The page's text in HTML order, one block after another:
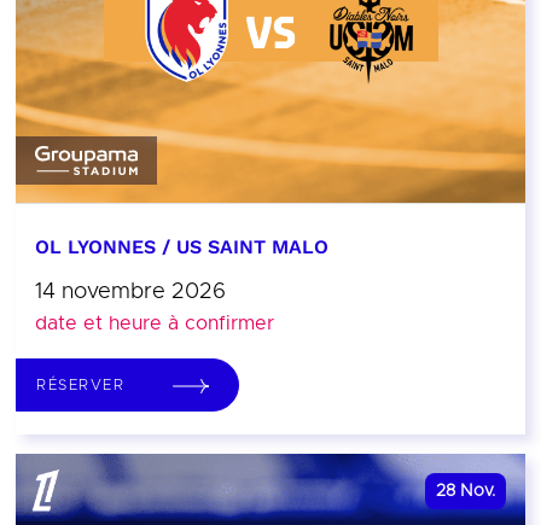
OL LYONNES / US SAINT MALO
14 novembre 2026
date et heure à confirmer
RÉSERVER
28 Nov.